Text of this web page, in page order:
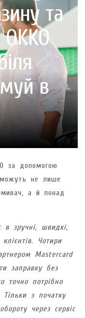
та
в
за допомогою
можуть не лише
а й понад
в зручні, швидкі,
Чотири
Masterсard
заправку без
точно потрібно
з початку
через сервіс